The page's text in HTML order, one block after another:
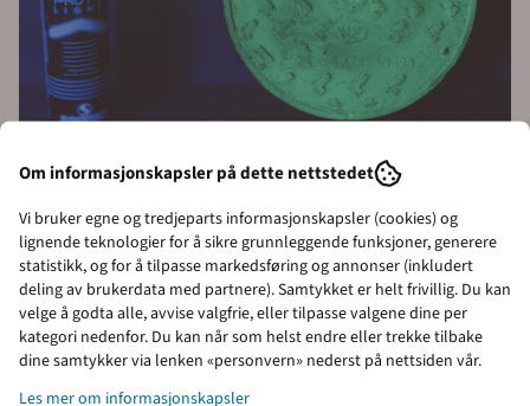
etterlysende spray vil være synlig i mørket i opptil 8 timer
Egenskaper for etterlysende merkespray
Kan påføres mange typer overflater og materialer. Det
er anbefalt å foreta en test før den påføres plastikk,
Priser inkl. eller ekskl.
Om informasjonskapsler på dette nettstedet
Vi bruker egne og tredjeparts informasjonskapsler (cookies) og
lignende teknologier for å sikre grunnleggende funksjoner, generere
statistikk, og for å tilpasse markedsføring og annonser (inkludert
deling av brukerdata med partnere). Samtykket er helt frivillig. Du kan
velge å godta alle, avvise valgfrie, eller tilpasse valgene dine per
kategori nedenfor. Du kan når som helst endre eller trekke tilbake
dine samtykker via lenken «personvern» nederst på nettsiden vår.
Les mer om informasjonskapsler